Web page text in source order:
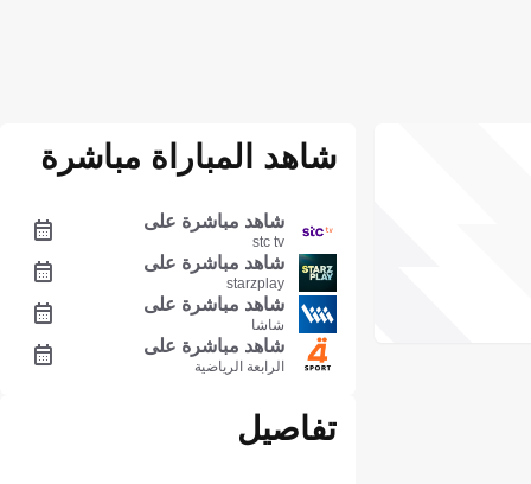
شاهد المباراة مباشرة
شاهد مباشرة على
stc tv
شاهد مباشرة على
starzplay
شاهد مباشرة على
شاشا
شاهد مباشرة على
الرابعة الرياضية
تفاصيل